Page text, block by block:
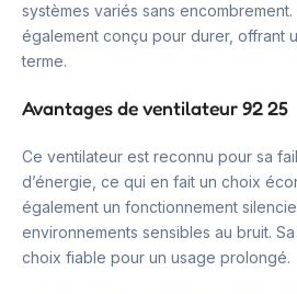
systèmes variés sans
également conçu pour durer, offrant
terme.
Avantages de ventilateur 92 25
Ce ventilateur est reconnu pour sa
d’énergie, ce qui en fait un choix
également un fonctionnement
environnements sensibles au bruit.
choix fiable pour un usage prolongé.